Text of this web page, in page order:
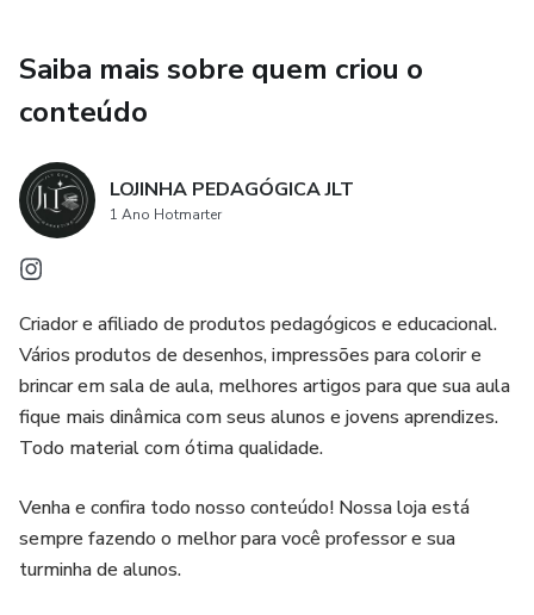
Saiba mais sobre quem criou o
conteúdo
LOJINHA PEDAGÓGICA JLT
1 Ano Hotmarter
Criador e afiliado de produtos pedagógicos e educacional.
Vários produtos de desenhos, impressões para colorir e
brincar em sala de aula, melhores artigos para que sua aula
fique mais dinâmica com seus alunos e jovens aprendizes.
Todo material com ótima qualidade.
Venha e confira todo nosso conteúdo! Nossa loja está
sempre fazendo o melhor para você professor e sua
turminha de alunos.